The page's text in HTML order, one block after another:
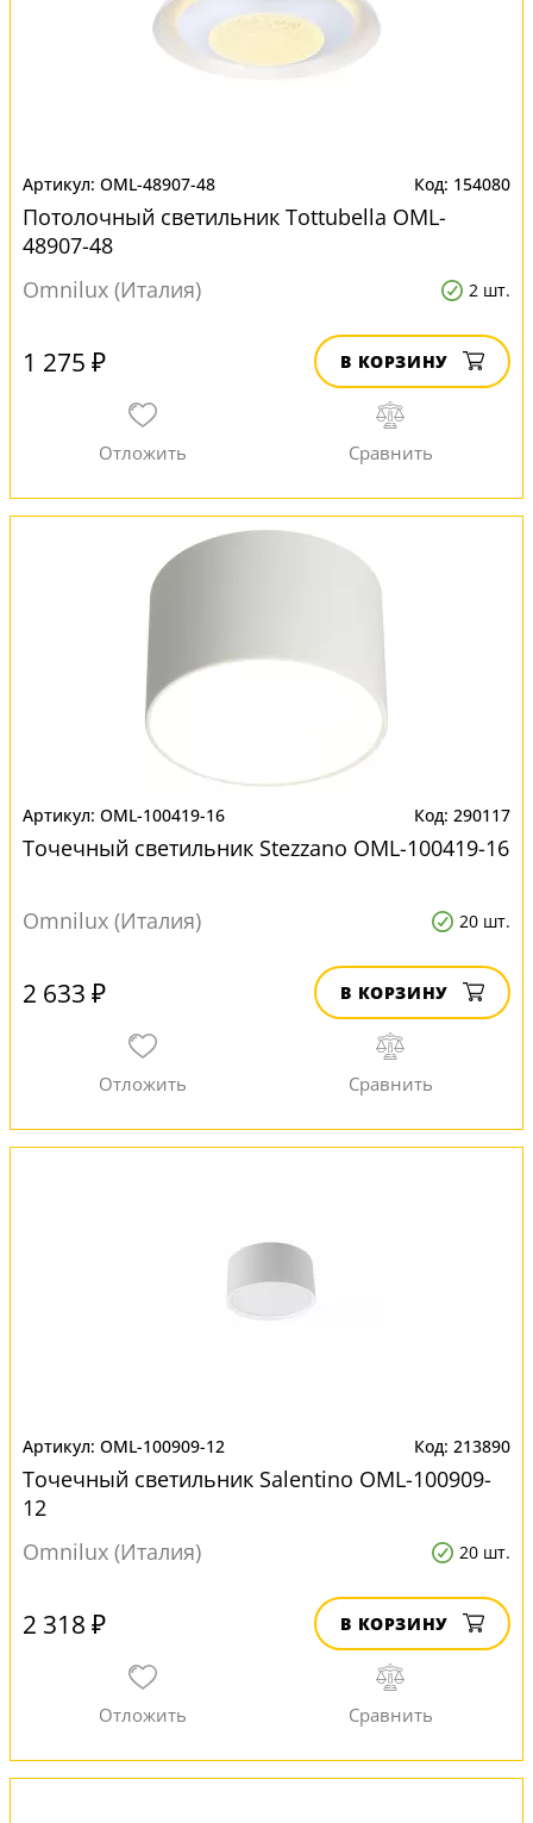
OML-48907-48 154080
Потолочный светильник Tottubella OML-
48907-48
Omnilux (Италия)
2 шт.
1 275 ₽ В КОРЗИНУ
OML-100419-16 290117
Точечный светильник Stezzano OML-100419-16
Omnilux (Италия) 20 шт.
2 633 ₽ В КОРЗИНУ
OML-100909-12 213890
Точечный светильник Salentino OML-100909-
12
Omnilux (Италия)
20 шт.
2 318 ₽ В КОРЗИНУ